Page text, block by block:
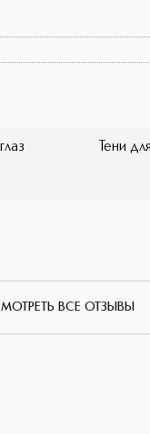
Тени
ВСЕ ОТЗЫВЫ